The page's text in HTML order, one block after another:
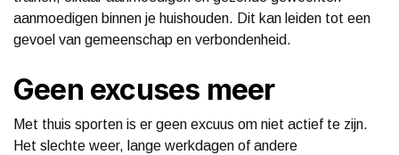
aanmoedigen binnen je huishouden. Dit kan leiden tot een
gevoel van gemeenschap en verbondenheid.
Geen excuses meer
Met thuis sporten is er geen excuus om niet actief te zijn.
Het slechte weer, lange werkdagen of andere